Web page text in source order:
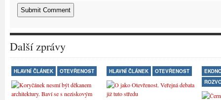
Další zprávy
HLAVNÍ ČLÁNEK OTEVŘENOST HLAVNÍ ČLÁNEK OTEVŘENOST